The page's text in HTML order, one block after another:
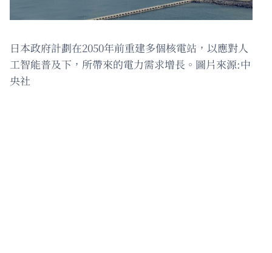
日本政府計劃在2050年前重建多個核電站，以應對人
工智能普及下，所帶來的電力需求增長。圖片來源:中
央社